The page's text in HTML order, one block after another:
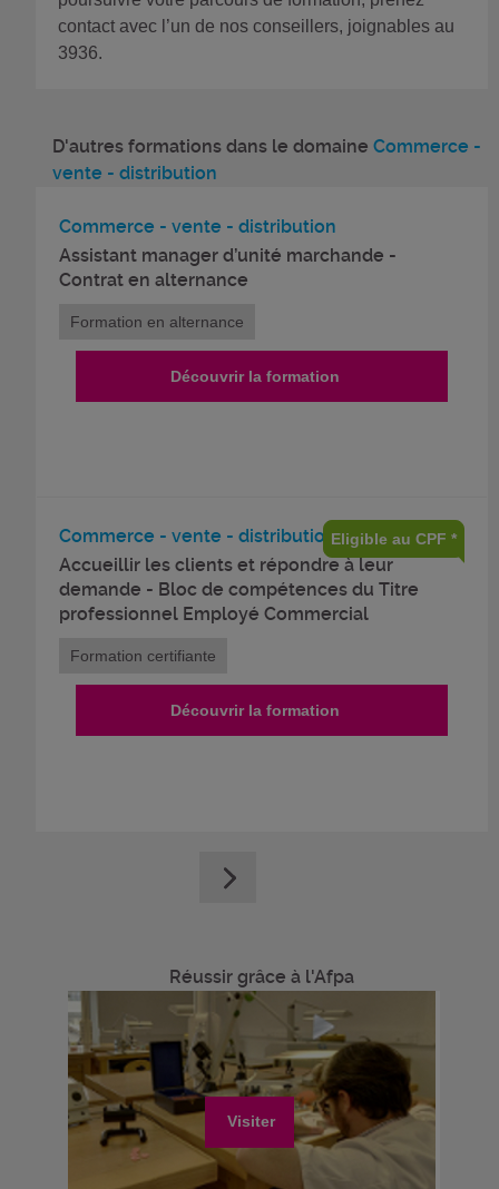
contact avec l’un de nos conseillers, joignables au
3936.
D'autres formations dans le domaine Commerce -
vente - distribution
Commerce - vente - distribution
Assistant manager d’unité marchande -
Contrat en alternance
Formation en alternance
Découvrir la formation
Commerce - vente - distribution
Accueillir les clients et répondre à leur
demande - Bloc de compétences du Titre
professionnel Employé Commercial
Eligible au CPF *
Formation certifiante
Découvrir la formation
Réussir grâce à l'Afpa
Visiter